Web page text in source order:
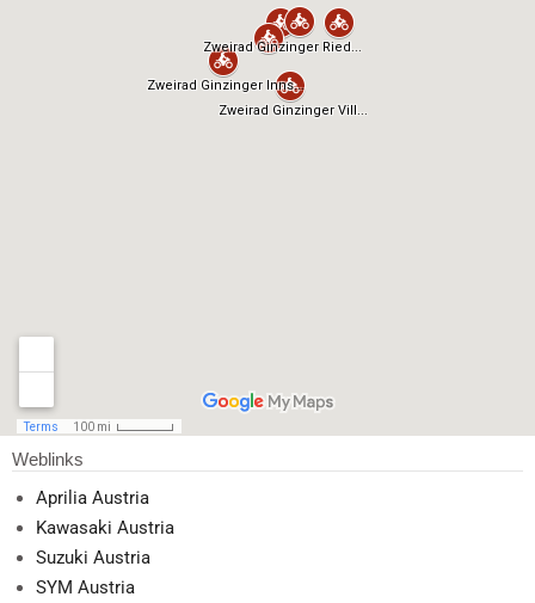
Weblinks
Aprilia Austria
Kawasaki Austria
Suzuki Austria
SYM Austria